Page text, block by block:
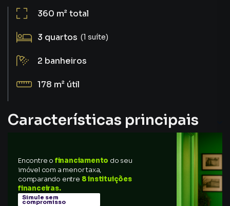
360 m²total
3 quartos (1 suíte)
2 banheiros
178 m² útil
Características principais
Encontre o financiamento do seu
imóvel com a menor taxa,
comparando entre 8 instituições
financeiras.
Simule sem
compromisso